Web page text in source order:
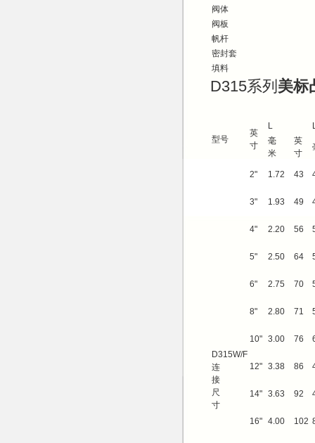
阀体
阀板
帆杆
密封套
填料
D315系列 美标
型号
英
寸
L
毫
米
英
寸
D315W/F
连
接
尺
寸
2" 1.72 43
3" 1.93 49
4" 2.20 56
5" 2.50 64
6" 2.75 70
8" 2.80 71
10" 3.00 76
12" 3.38 86
14" 3.63 92
16" 4.00 102